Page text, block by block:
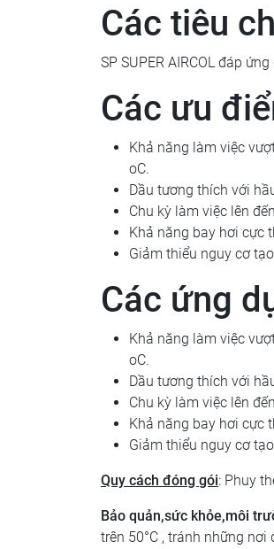
Các tiêu
SP SUPER AIRCOL đáp
Các ưu
Khả năng làm việc
oC.
Dầu tương thích với
Chu kỳ làm việc lên
Khả năng bay hơi cực
Giảm thiểu nguy cơ
Các ứng
Khả năng làm việc
oC.
Dầu tương thích với
Chu kỳ làm việc lên
Khả năng bay hơi cực
Giảm thiểu nguy cơ
Quy cách đóng gói: Phuy
Bảo quản,sức khỏe,môi
trên 50°C , tránh những